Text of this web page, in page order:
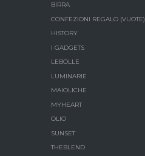
BIRRA
CONFEZIONI REGALO (VUOTE)
HISTORY
I GADGETS
LEBOLLE
LUMINARIE
MAIOLICHE
MYHEART
OLIO
SUNSET
THEBLEND